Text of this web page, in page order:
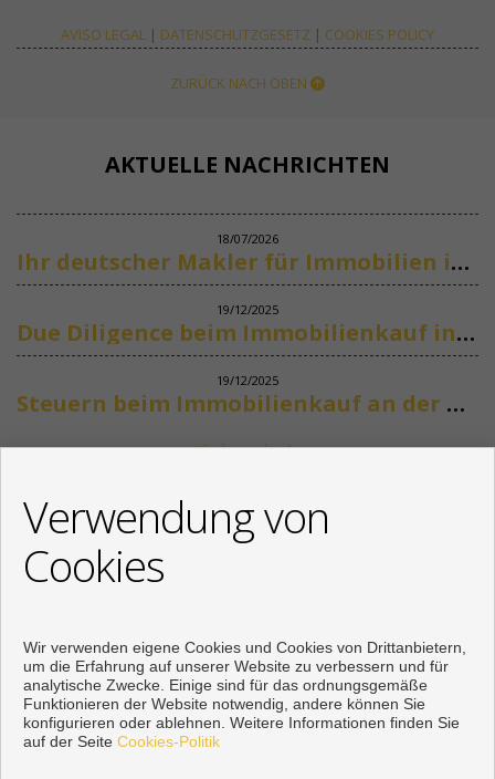
AVISO LEGAL | DATENSCHUTZGESETZ | COOKIES POLICY
ZURÜCK NACH OBEN
AKTUELLE NACHRICHTEN
18/07/2026
Ihr deutscher Makler für Immobilien in Marbella
19/12/2025
Due Diligence beim Immobilienkauf in Spanien
19/12/2025
Steuern beim Immobilienkauf an der Costa del Sol
Siehe mehr
+34 622318266
info@mikenaumannimmobilien.com
Von Montag bis Freitag : 10:00 - 18:00
Verwendung von
Cookies
Wir verwenden eigene Cookies und Cookies von Drittanbietern,
um die Erfahrung auf unserer Website zu verbessern und für
analytische Zwecke. Einige sind für das ordnungsgemäße
Funktionieren der Website notwendig, andere können Sie
konfigurieren oder ablehnen. Weitere Informationen finden Sie
auf der Seite Cookies-Politik